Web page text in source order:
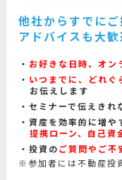
他社からすでに
アドバイスも大歓
お好きな日時、オン
いつまでに、どれぐ
お伝えします
セミナーで伝えきれ
資産を効率的に増や
提携ローン、自己資
投資のご質問やご不
※参加者には不動産投